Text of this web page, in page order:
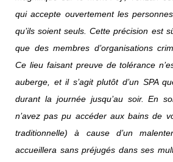
qui accepte ouvertement les
qu’ils soient seuls. Cette précision est
que des membres d’organisations
Ce lieu faisant preuve de tolérance
auberge, et il s’agit plutôt d’un SPA
durant la journée jusqu’au soir. En
n’avez pas pu accéder aux bains de
traditionnelle) à cause d’un
accueillera sans préjugés dans ses